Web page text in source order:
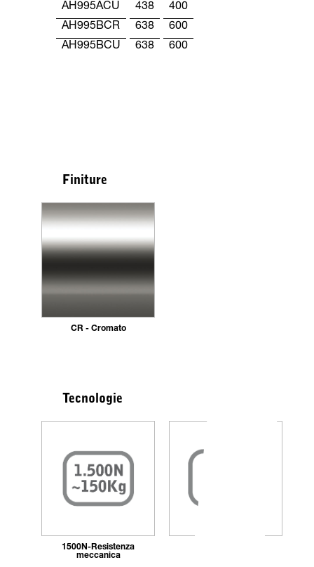
AH995ACU
438
400
AH995BCR
638
600
AH995BCU
638 600
Finiture
CR - Cromato
Tecnologie
1500N-Resistenza
meccanica